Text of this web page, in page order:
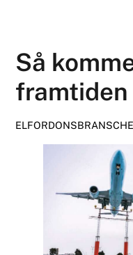
Så
framtiden